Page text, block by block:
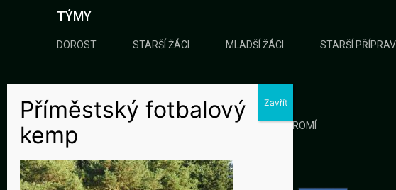
TÝMY
DOROST STARŠÍ ŽÁCI MLADŠÍ ŽÁCI STARŠÍ
KLUB
KONTAKTY OCHRANA SOUKROMÍ